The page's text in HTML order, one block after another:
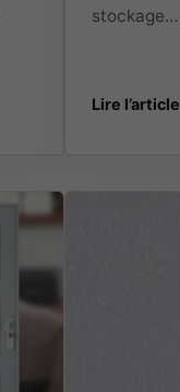
stockage…
Lire l’article